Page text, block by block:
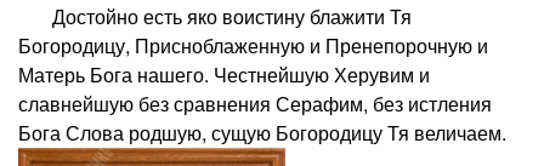
Достойно есть яко воистину блажити Тя
Богородицу, Присноблаженную и Пренепорочную и
Матерь Бога нашего. Честнейшую Херувим и
славнейшую без сравнения Серафим, без истления
Бога Слова родшую, сущую Богородицу Тя величаем.